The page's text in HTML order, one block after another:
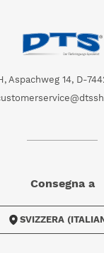
Aspachweg 14, D-
Consegna a
SVIZZERA